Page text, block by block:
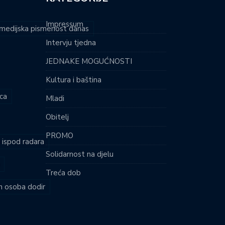
pismenost danas
radara
osoba dodir
Impressum
Intervju tjedna
JEDNAKE MOGUĆNOSTI
Kultura i baština
Mladi
Obitelj
PROMO
Solidarnost na djelu
Treća dob